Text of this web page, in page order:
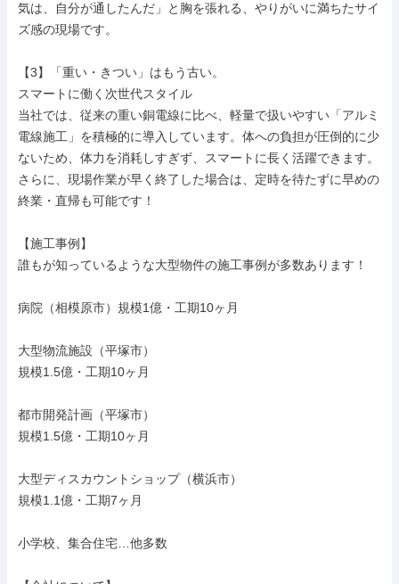
気は、自分が通したんだ」と胸を張れる、やりがいに満ちたサイ
ズ感の現場です。
【3】「重い・きつい」はもう古い。
スマートに働く次世代スタイル
当社では、従来の重い銅電線に比べ、軽量で扱いやすい「アルミ
電線施工」を積極的に導入しています。体への負担が圧倒的に少
ないため、体力を消耗しすぎず、スマートに長く活躍できます。
さらに、現場作業が早く終了した場合は、定時を待たずに早めの
終業・直帰も可能です！
【施工事例】
誰もが知っているような大型物件の施工事例が多数あります！
病院（相模原市）規模1億・工期10ヶ月
大型物流施設（平塚市）
規模1.5億・工期10ヶ月
都市開発計画（平塚市）
規模1.5億・工期10ヶ月
大型ディスカウントショップ（横浜市）
規模1.1億・工期7ヶ月
小学校、集合住宅…他多数